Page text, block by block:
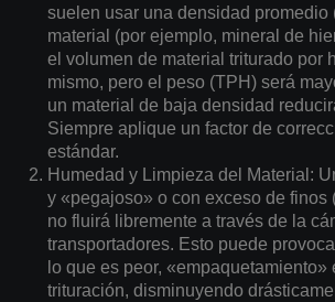
suelen usar una densidad promedio
material (por ejemplo, mineral de
el volumen de material triturado por
mismo, pero el peso (TPH) será
un material de baja densidad
Siempre aplique un factor de
estándar.
Humedad y Limpieza del Material:
y «pegajoso» o con exceso de finos
no fluirá libremente a través de la
transportadores. Esto puede
lo que es peor, «empaquetamiento»
trituración, disminuyendo